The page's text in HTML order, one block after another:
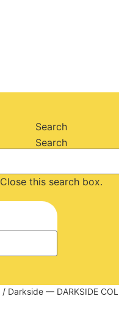
Search
Search
Close this search box.
/ Darkside — DARKSIDE